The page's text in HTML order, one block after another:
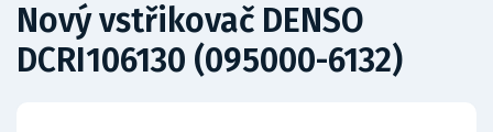
Nový vstřikovač DENSO
DCRI106130 (095000-6132)